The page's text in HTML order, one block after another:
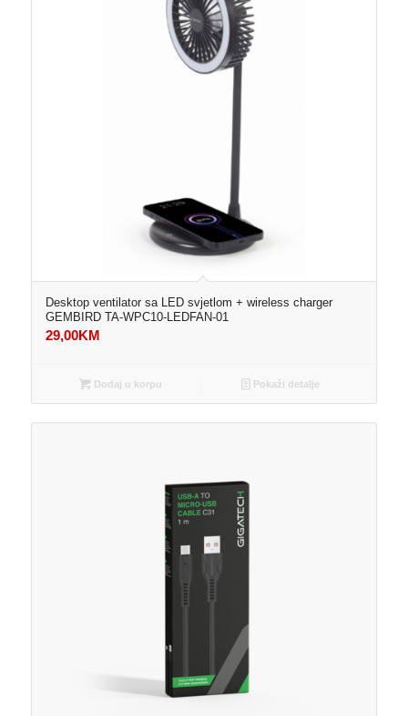
Desktop ventilator sa LED svjetlom + wireless charger
GEMBIRD TA-WPC10-LEDFAN-01
29,00KM
Dodaj u korpu Pokaži detalje